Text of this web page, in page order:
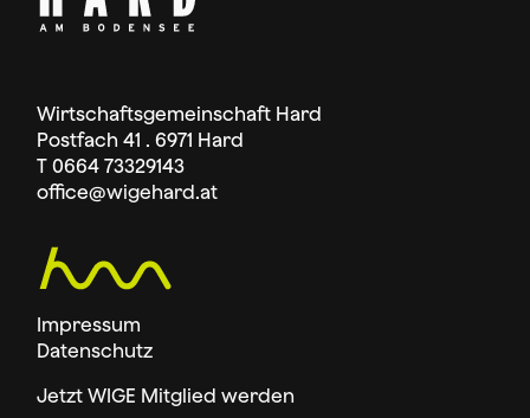
Wirtschaftsgemeinschaft Hard
Postfach 41 . 6971 Hard
T 0664 73329143
office@wigehard.at
Impressum
Datenschutz
Jetzt WIGE Mitglied werden